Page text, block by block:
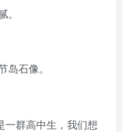
石像。
一群高中生，我们想